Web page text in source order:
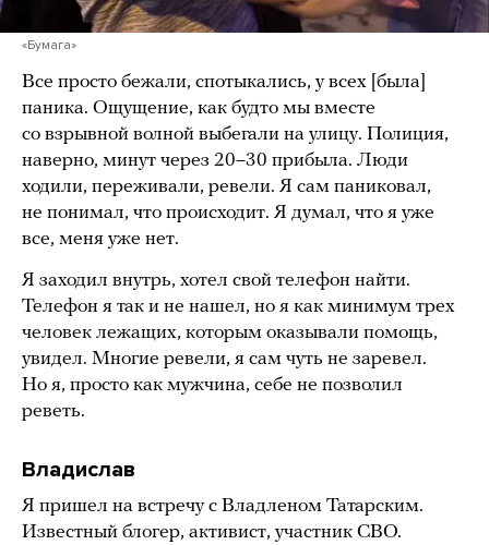
«Бумага»
Все просто бежали, спотыкались, у всех [была]
паника. Ощущение, как будто мы вместе
со взрывной волной выбегали на улицу. Полиция,
наверно, минут через 20–30 прибыла. Люди
ходили, переживали, ревели. Я сам паниковал,
не понимал, что происходит. Я думал, что я уже
все, меня уже нет.
Я заходил внутрь, хотел свой телефон найти.
Телефон я так и не нашел, но я как минимум трех
человек лежащих, которым оказывали помощь,
увидел. Многие ревели, я сам чуть не заревел.
Но я, просто как мужчина, себе не позволил
реветь.
Владислав
Я пришел на встречу с Владленом Татарским.
Известный блогер, активист, участник СВО.